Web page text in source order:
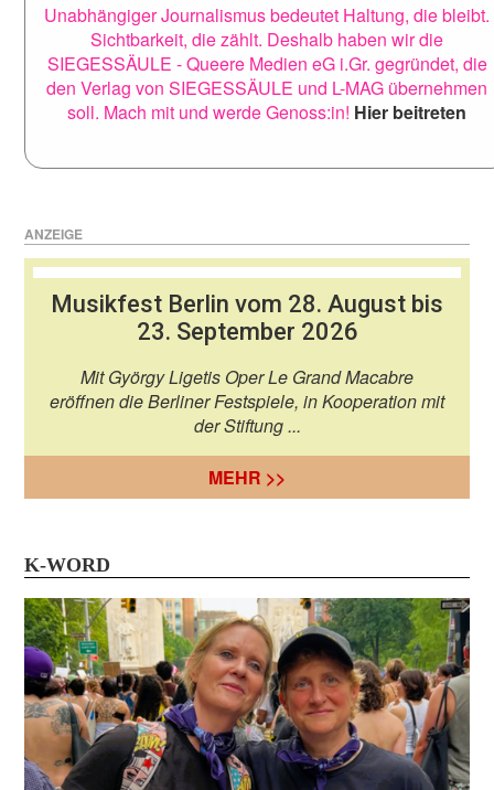
Unabhängiger Journalismus bedeutet Haltung, die bleibt.
Sichtbarkeit, die zählt. Deshalb haben wir die
SIEGESSÄULE - Queere Medien eG i.Gr. gegründet, die
den Verlag von SIEGESSÄULE und L-MAG übernehmen
soll. Mach mit und werde Genoss:in! Hier beitreten
ANZEIGE
Musikfest Berlin vom 28. August bis
23. September 2026
Mit György Ligetis Oper Le Grand Macabre
eröffnen die Berliner Festspiele, in Kooperation mit
der Stiftung ...
MEHR >>
K-WORD